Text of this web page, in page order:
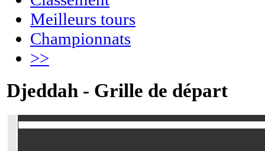
Meilleurs tours
Championnats
>>
Djeddah - Grille de départ